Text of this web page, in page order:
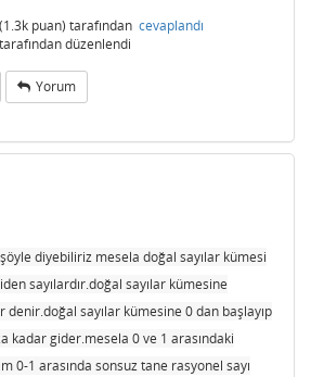
(1.3k puan) tarafından cevaplandı
düzenlendi
Yorum
diyebiliriz mesela doğal sayılar kümesi
sayılardır.doğal sayılar kümesine
denir.doğal sayılar kümesine 0 dan başlayıp
kadar gider.mesela 0 ve 1 arasındaki
0-1 arasında sonsuz tane rasyonel sayı